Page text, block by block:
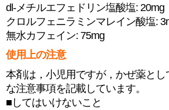
dl-メチルエフェドリン塩酸塩: 20mg
クロルフェニラミンマレイン酸塩:
無水カフェイン: 75mg
使用上の注意
本剤は，小児用ですが，かぜ薬と
な注意事項を記載しています。
■してはいけないこと